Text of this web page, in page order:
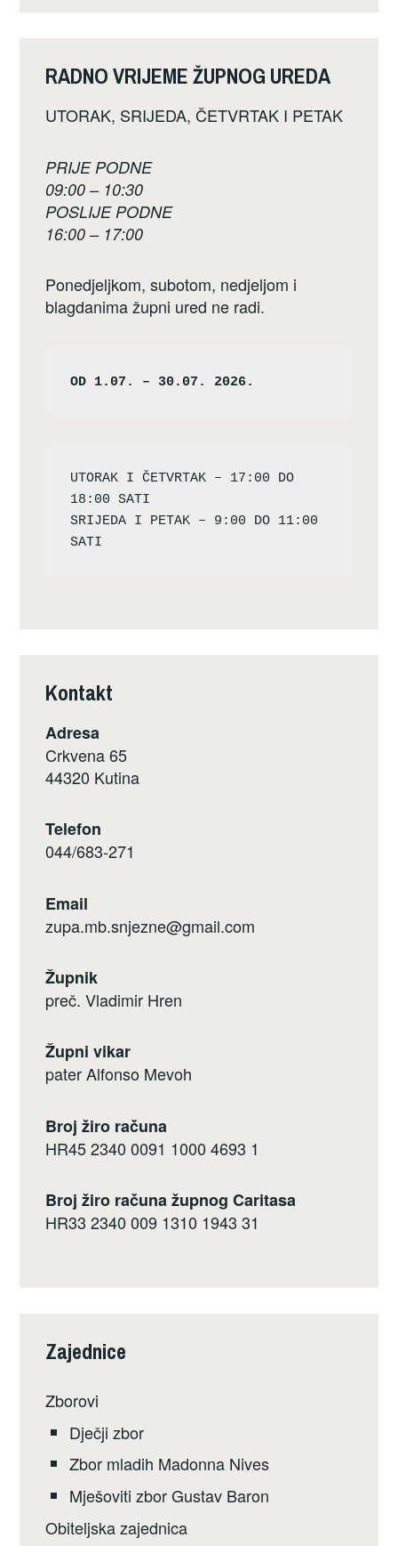
RADNO VRIJEME ŽUPNOG UREDA
UTORAK, SRIJEDA, ČETVRTAK I PETAK
PRIJE PODNE
09:00 – 10:30
POSLIJE PODNE
16:00 – 17:00
Ponedjeljkom, subotom, nedjeljom i
blagdanima župni ured ne radi.
OD 1.07. – 30.07. 2026.
UTORAK I ČETVRTAK – 17:00 DO
18:00 SATI
SRIJEDA I PETAK – 9:00 DO 11:00
Kontakt
Adresa
Crkvena 65
44320 Kutina
Telefon
044/683-271
Email
zupa.mb.snjezne@gmail.com
Župnik
preč. Vladimir Hren
Župni vikar
pater Alfonso Mevoh
Broj žiro računa
HR45 2340 0091 1000 4693 1
Broj žiro računa župnog Caritasa
HR33 2340 009 1310 1943 31
Zajednice
Zborovi
Dječji zbor
Zbor mladih Madonna Nives
Mješoviti zbor Gustav Baron
Obiteljska zajednica